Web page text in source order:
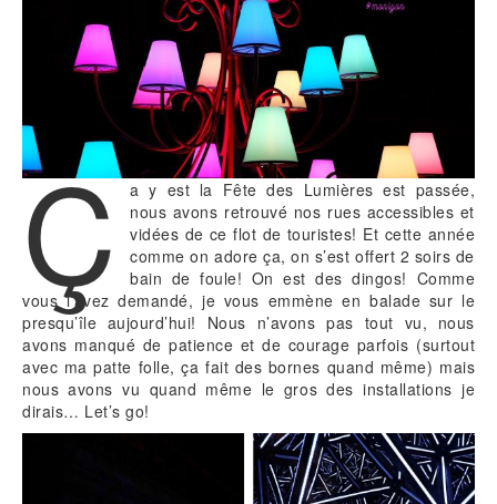
Ç a y est la Fête des Lumières est passée,
nous avons retrouvé nos rues accessibles et
vidées de ce flot de touristes! Et cette année
comme on adore ça, on s’est offert 2 soirs de
bain de foule! On est des dingos! Comme
vous l’avez demandé, je vous emmène en balade sur le
presqu’île aujourd’hui! Nous n’avons pas tout vu, nous
avons manqué de patience et de courage parfois (surtout
avec ma patte folle, ça fait des bornes quand même) mais
nous avons vu quand même le gros des installations je
dirais… Let’s go!